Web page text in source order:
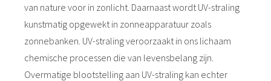
van nature voor in zonlicht. Daarnaast wordt UV-straling
kunstmatig opgewekt in zonneapparatuur zoals
zonnebanken. UV-straling veroorzaakt in ons lichaam
chemische processen die van levensbelang zijn.
Overmatige blootstelling aan UV-straling kan echter